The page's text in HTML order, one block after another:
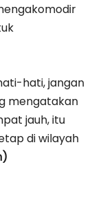
hati, jangan
mengatakan
jauh, itu
di wilayah